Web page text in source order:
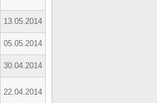
13.05.2014
05.05.2014
30.04.2014
22.04.2014